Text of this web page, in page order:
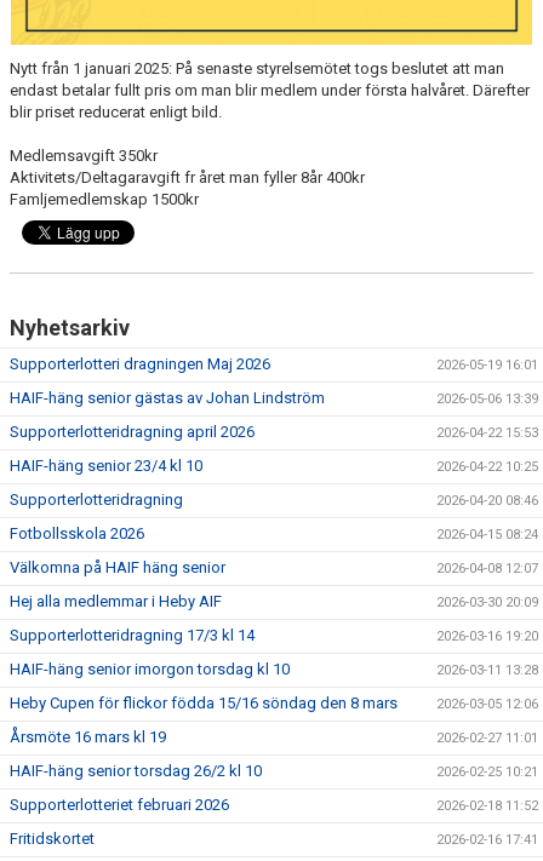
Nytt från 1 januari 2025: På senaste styrelsemötet togs beslutet att man
endast betalar fullt pris om man blir medlem under första halvåret. Därefter
blir priset reducerat enligt bild.
Medlemsavgift 350kr
Aktivitets/Deltagaravgift fr året man fyller 8år 400kr
Famljemedlemskap 1500kr
Nyhetsarkiv
Supporterlotteri dragningen Maj 2026 2026-05-19 16:01
HAIF-häng senior gästas av Johan Lindström 2026-05-06 13:39
Supporterlotteridragning april 2026 2026-04-22 15:53
HAIF-häng senior 23/4 kl 10 2026-04-22 10:25
Supporterlotteridragning 2026-04-20 08:46
Fotbollsskola 2026 2026-04-15 08:24
Välkomna på HAIF häng senior 2026-04-08 12:07
Hej alla medlemmar i Heby AIF 2026-03-30 20:09
Supporterlotteridragning 17/3 kl 14 2026-03-16 19:20
HAIF-häng senior imorgon torsdag kl 10 2026-03-11 13:28
Heby Cupen för flickor födda 15/16 söndag den 8 mars 2026-03-05 12:06
Årsmöte 16 mars kl 19 2026-02-27 11:01
HAIF-häng senior torsdag 26/2 kl 10 2026-02-25 10:21
Supporterlotteriet februari 2026 2026-02-18 11:52
Fritidskortet 2026-02-16 17:41